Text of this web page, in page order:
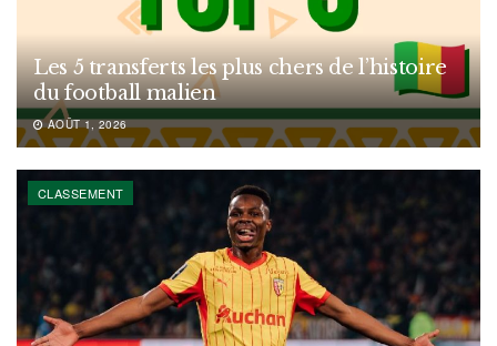
Les 5 transferts les plus chers de l’histoire
du football malien
AOÛT 1, 2026
CLASSEMENT